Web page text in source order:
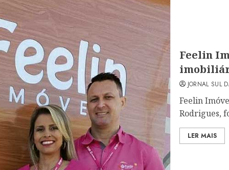
Feelin
JORNAL SUL
Feelin
Rodrigues,
LER MAIS